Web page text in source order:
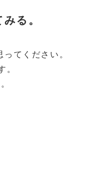
る。
てください。
。